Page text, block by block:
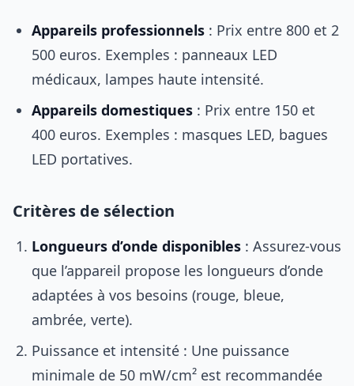
Appareils professionnels : Prix entre 800 et 2
500 euros. Exemples : panneaux LED
médicaux, lampes haute intensité.
Appareils domestiques : Prix entre 150 et
400 euros. Exemples : masques LED, bagues
LED portatives.
Critères de sélection
Longueurs d’onde disponibles : Assurez-vous
que l’appareil propose les longueurs d’onde
adaptées à vos besoins (rouge, bleue,
ambrée, verte).
Puissance et intensité : Une puissance
minimale de 50 mW/cm² est recommandée